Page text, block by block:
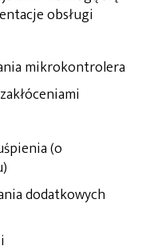
obsługi
mikrokontrolera
(o
dodatkowych